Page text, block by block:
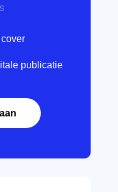
publicatie